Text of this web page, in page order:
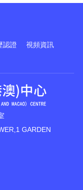
認證
視頻資訊
GARDEN